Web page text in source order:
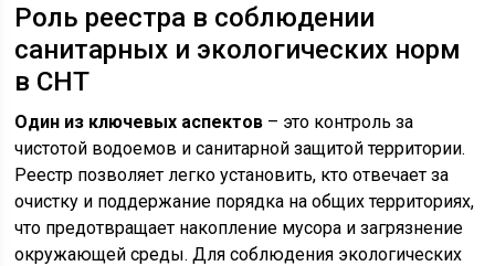
Роль реестра в соблюдении
санитарных и экологических норм
в СНТ
Один из ключевых аспектов – это контроль за
чистотой водоемов и санитарной защитой территории.
Реестр позволяет легко установить, кто отвечает за
очистку и поддержание порядка на общих территориях,
что предотвращает накопление мусора и загрязнение
окружающей среды. Для соблюдения экологических